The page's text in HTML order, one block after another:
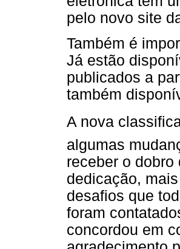
pelo novo site
Também é
Já estão
publicados a
também
A nova
algumas
receber o
dedicação,
desafios que
foram
concordou em